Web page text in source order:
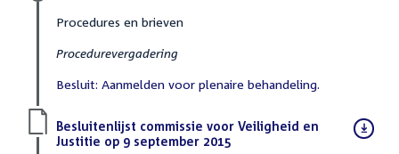
Procedures en brieven
Procedurevergadering
Besluit: Aanmelden voor plenaire behandeling.
Download
bestand:
Besluitenlijst commissie voor Veiligheid en
Justitie op 9 september 2015